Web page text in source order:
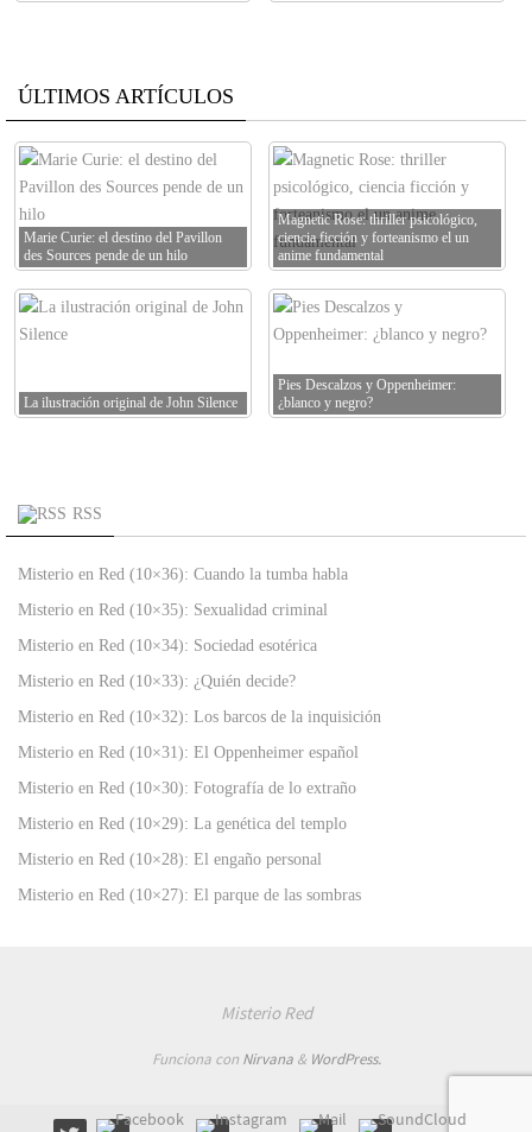
ÚLTIMOS ARTÍCULOS
Marie Curie: el destino del Pavillon
des Sources pende de un hilo
Magnetic Rose: thriller psicológico,
ciencia ficción y forteanismo el un
anime fundamental
La ilustración original de John Silence
Pies Descalzos y Oppenheimer:
¿blanco y negro?
RSS
Misterio en Red (10×36): Cuando la tumba habla
Misterio en Red (10×35): Sexualidad criminal
Misterio en Red (10×34): Sociedad esotérica
Misterio en Red (10×33): ¿Quién decide?
Misterio en Red (10×32): Los barcos de la inquisición
Misterio en Red (10×31): El Oppenheimer español
Misterio en Red (10×30): Fotografía de lo extraño
Misterio en Red (10×29): La genética del templo
Misterio en Red (10×28): El engaño personal
Misterio en Red (10×27): El parque de las sombras
Misterio Red
Funciona con Nirvana& WordPress.